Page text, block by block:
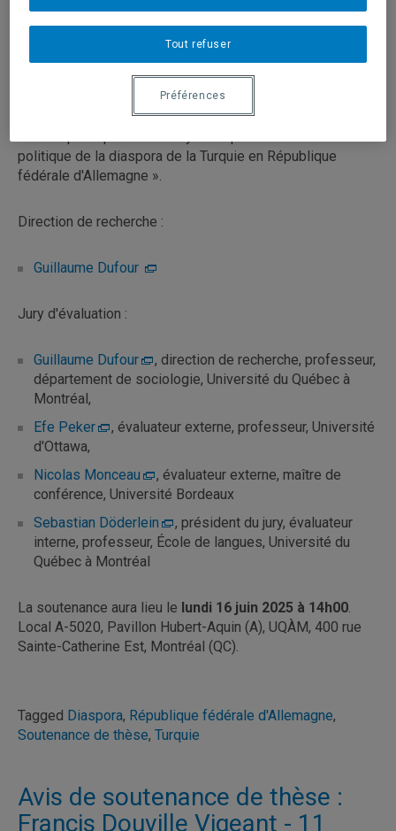
Vous trouverez en pièce jointe
de
Sare Nalbantoglu Aslankilic, doctorant.e du département
de sociologie de l'UQÀM.
Le titre de sa thèse est : « Des travailleurs invités aux
politique de la diaspora de la Turquie en République
fédérale d'Allemagne ».
Direction de recherche :
Guillaume Dufour
Jury d'évaluation :
Guillaume Dufour
, direction de recherche, professeur,
département de sociologie, Université du Québec à
Montréal,
Efe Peker
, évaluateur externe, professeur, Université
d'Ottawa,
Nicolas Monceau
, évaluateur externe, maître de
conférence, Université Bordeaux
Sebastian Döderlein
, président du jury, évaluateur
interne, professeur, École de langues, Université du
Québec à Montréal
La soutenance aura lieu le lundi 16 juin 2025 à 14h00.
Local A-5020, Pavillon Hubert-Aquin (A), UQÀM, 400 rue
Sainte-Catherine Est, Montréal (QC).
Tagged Diaspora, République fédérale d'Allemagne,
Soutenance de thèse, Turquie
Avis de soutenance de thèse :
Francis Douville Vigeant - 11
Tout refuser
Préférences